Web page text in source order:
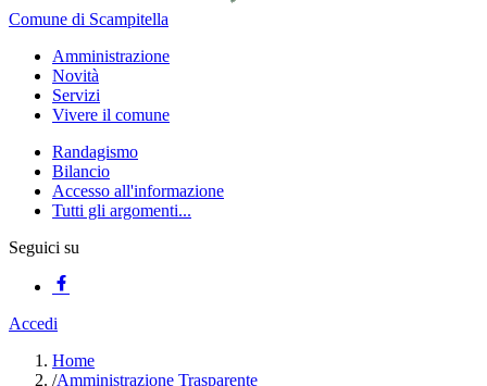
Comune di Scampitella
Amministrazione
Novità
Servizi
Vivere il comune
Randagismo
Bilancio
Accesso all'informazione
Tutti gli argomenti...
Seguici su
Accedi
Home
/Amministrazione Trasparente